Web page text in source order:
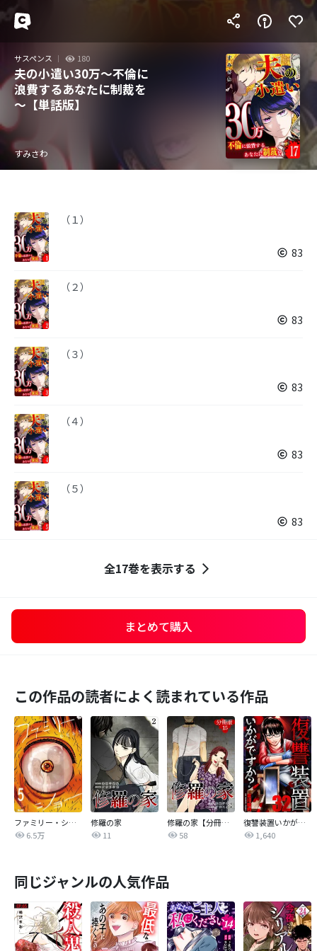
サスペンス 180
夫の小遣い30万～不倫に
浪費するあなたに制裁を
～【単話版】
すみさわ
（１）
83
（２）
83
（３）
83
（４）
83
（５）
83
全17巻を表示する
まとめて購入
この作品の読者によく読まれている作品
ファミリー・ショー
6.5万
修羅の家
11
修羅の家【分冊版】
58
復讐装置いかがですか？
1,640
同じジャンルの人気作品